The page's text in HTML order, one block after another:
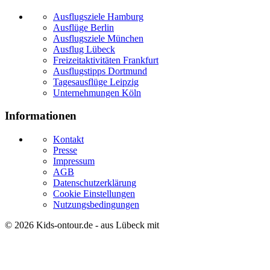
Ausflugsziele Hamburg
Ausflüge Berlin
Ausflugsziele München
Ausflug Lübeck
Freizeitaktivitäten Frankfurt
Ausflugstipps Dortmund
Tagesausflüge Leipzig
Unternehmungen Köln
Informationen
Kontakt
Presse
Impressum
AGB
Datenschutzerklärung
Cookie Einstellungen
Nutzungsbedingungen
© 2026 Kids-ontour.de - aus Lübeck mit